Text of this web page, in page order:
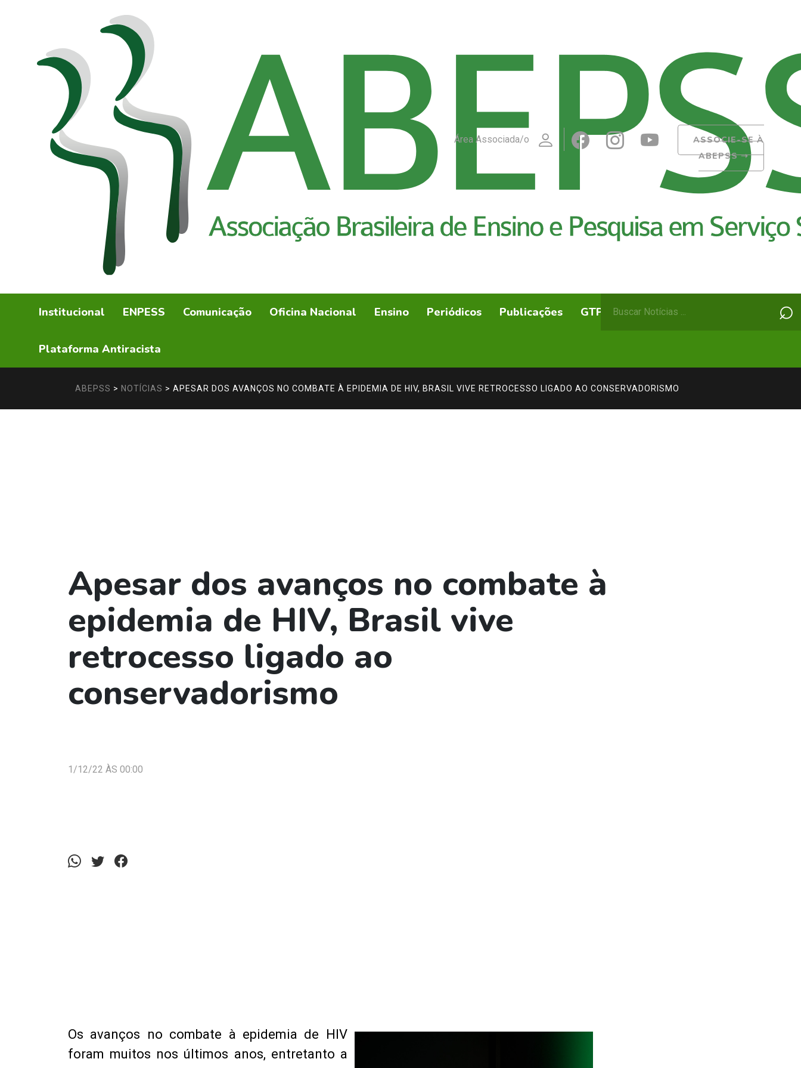
Área Associada/o
ASSOCIE-SE À
ABEPSS➝
Institucional ENPESS Comunicação Oficina Nacional Ensino Periódicos Publicações GTPs ABEPSS Itinerante
Plataforma Antiracista
por:
⌕
ABEPSS > NOTÍCIAS > APESAR DOS AVANÇOS NO COMBATE À EPIDEMIA DE HIV, BRASIL VIVE RETROCESSO LIGADO AO CONSERVADORISMO
Apesar dos avanços no combate à
epidemia de HIV, Brasil vive
retrocesso ligado ao
conservadorismo
1/12/22 ÀS 00:00
Os avanços no combate à epidemia de HIV
foram muitos nos últimos anos, entretanto a